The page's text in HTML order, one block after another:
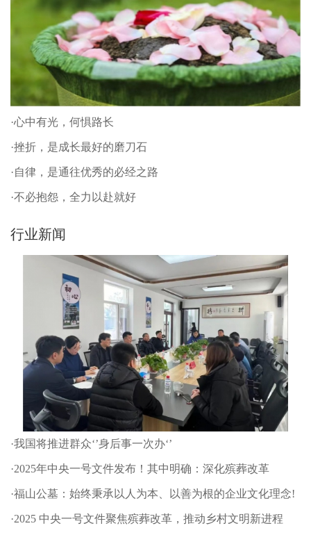
·心中有光，何惧路长
·挫折，是成长最好的磨刀石
·自律，是通往优秀的必经之路
·不必抱怨，全力以赴就好
行业新闻
·我国将推进群众‘’身后事一次办‘’
·2025年中央一号文件发布！其中明确：深化殡葬改革
·福山公墓：始终秉承以人为本、以善为根的企业文化理念!
·2025 中央一号文件聚焦殡葬改革，推动乡村文明新进程